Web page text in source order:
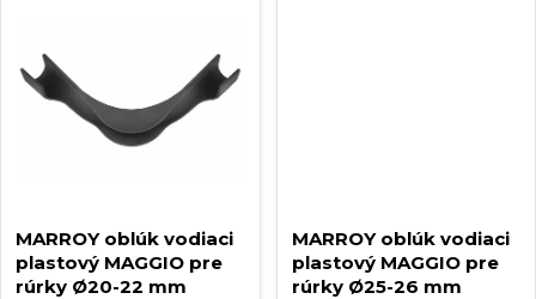
v
MARROY oblúk vodiaci
plastový MAGGIO pre
rúrky Ø20-22 mm
MARROY oblúk vodiaci
plastový MAGGIO pre
rúrky Ø25-26 mm